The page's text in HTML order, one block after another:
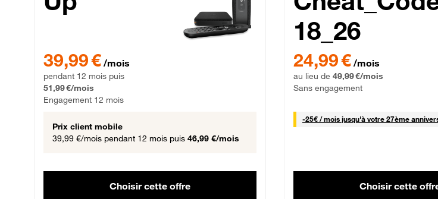
39,99 € /mois
pendant 12 mois puis
51,99 €/mois
Engagement 12 mois
Prix client mobile
39,99 €/mois pendant 12 mois puis 46,99 €/mois
Choisir cette offre
18_26
24,99 € /mois
au lieu de 49,99 €/mois
Sans engagement
-25€ / mois25 € par mois
jusqu'à votre 27ème
Choisir cette